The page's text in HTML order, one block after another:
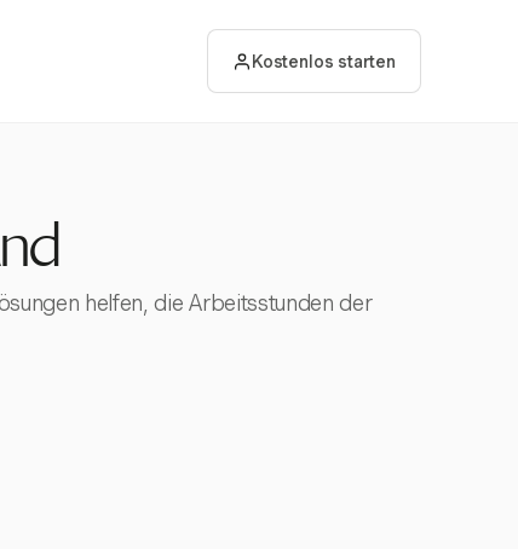
Kostenlos starten
helfen, die Arbeitsstunden der